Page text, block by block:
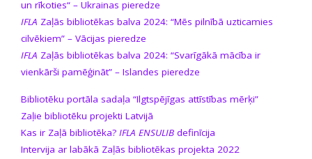
un rīkoties“ – Ukrainas pieredze
IFLA Zaļās bibliotēkas balva 2024: “Mēs pilnībā uzticamies
cilvēkiem” – Vācijas pieredze
IFLA Zaļās bibliotēkas balva 2024: “Svarīgākā mācība ir
vienkārši pamēģināt” – Islandes pieredze
Bibliotēku portāla sadaļa “Ilgtspējīgas attīstības mērķi”
Zaļie bibliotēku projekti Latvijā
Kas ir Zaļā bibliotēka? IFLA ENSULIB definīcija
Intervija ar labākā Zaļās bibliotēkas projekta 2022